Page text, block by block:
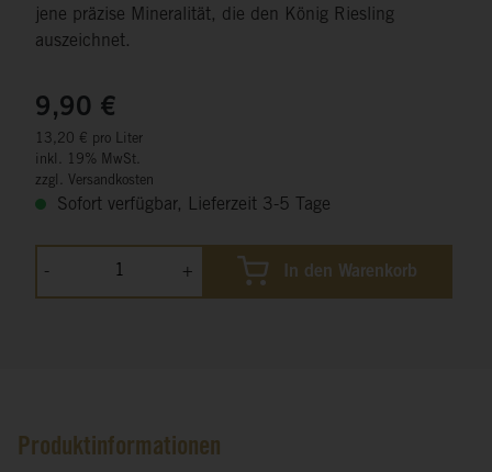
jene präzise Mineralität, die den König Riesling
auszeichnet.
9,90 €
13,20 € pro Liter
inkl. 19% MwSt.
zzgl. Versandkosten
Sofort verfügbar, Lieferzeit 3-5 Tage
- + In den Warenkorb
Produktinformationen